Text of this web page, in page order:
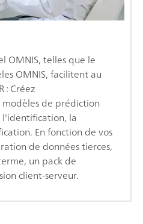
OMNIS, telles que le
OMNIS, facilitent au
: Créez
de prédiction
la
En fonction de vos
de données tierces,
un pack de
client-serveur.